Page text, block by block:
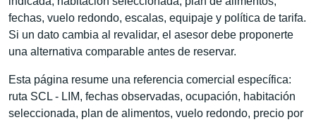
fechas, vuelo redondo, escalas, equipaje y política de tarifa.
Si un dato cambia al revalidar, el asesor debe proponerte
una alternativa comparable antes de reservar.
Esta página resume una referencia comercial específica:
ruta SCL - LIM, fechas observadas, ocupación, habitación
seleccionada, plan de alimentos, vuelo redondo, precio por